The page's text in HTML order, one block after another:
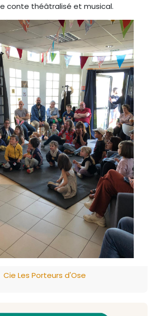
conte théâtralisé et musical.
Cie Les Porteurs d'Ose